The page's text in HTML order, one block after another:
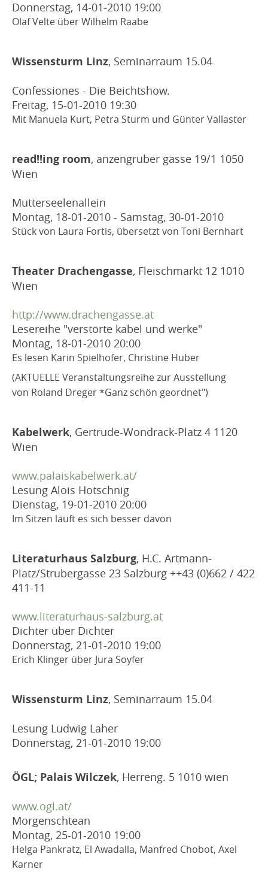
2017
2016
2014
2013
2012
2011
2009
Donnerstag, 14-01-2010 19:00
Olaf Velte über Wilhelm Raabe
Wissensturm Linz, Seminarraum 15.04
Confessiones - Die Beichtshow.
Freitag, 15-01-2010 19:30
Mit Manuela Kurt, Petra Sturm und Günter Vallaster
read!!ing room, anzengruber gasse 19/1 1050
Wien
Mutterseelenallein
Montag, 18-01-2010 - Samstag, 30-01-2010
Stück von Laura Fortis, übersetzt von Toni Bernhart
Theater Drachengasse, Fleischmarkt 12 1010
Wien
http://www.drachengasse.at
Lesereihe "verstörte kabel und werke"
Montag, 18-01-2010 20:00
Es lesen Karin Spielhofer, Christine Huber
(AKTUELLE Veranstaltungsreihe zur Ausstellung
von Roland Dreger *Ganz schön geordnet")
Kabelwerk, Gertrude-Wondrack-Platz 4 1120
Wien
www.palaiskabelwerk.at/
Lesung Alois Hotschnig
Dienstag, 19-01-2010 20:00
Im Sitzen läuft es sich besser davon
Literaturhaus Salzburg, H.C. Artmann-
Platz/Strubergasse 23 Salzburg ++43 (0)662 / 422
411-11
www.literaturhaus-salzburg.at
Dichter über Dichter
Donnerstag, 21-01-2010 19:00
Erich Klinger über Jura Soyfer
Wissensturm Linz, Seminarraum 15.04
Lesung Ludwig Laher
Donnerstag, 21-01-2010 19:00
ÖGL; Palais Wilczek, Herreng. 5 1010 wien
www.ogl.at/
Morgenschtean
Montag, 25-01-2010 19:00
Helga Pankratz, El Awadalla, Manfred Chobot, Axel
Karner